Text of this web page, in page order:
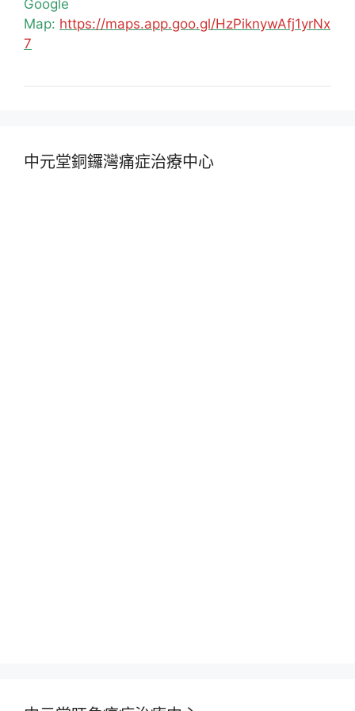
Google
Map: https://maps.app.goo.gl/HzPiknywAfj1yrNx
7
中元堂銅鑼灣痛症治療中心